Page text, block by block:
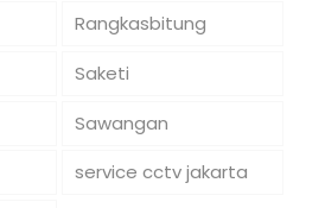
Rangkasbitung
Saketi
Sawangan
service cctv jakarta